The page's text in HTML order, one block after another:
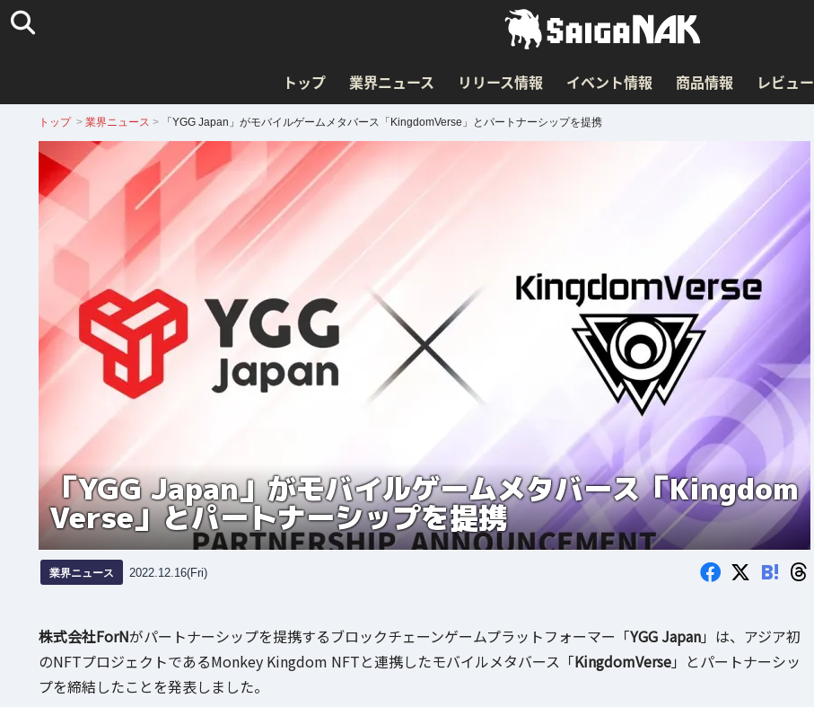
トップ 業界ニュース リリース情報 イベント情報 商品情報 レビュー
トップ > 業界ニュース > 「YGG Japan」がモバイルゲームメタバース「KingdomVerse」とパートナーシップを提携
「YGG Japan」がモバイルゲームメタバース「Kingdom
Verse」とパートナーシップを提携
業界ニュース 2022.12.16(Fri) B!
株式会社ForNがパートナーシップを提携するブロックチェーンゲームプラットフォーマー「YGG Japan」は、アジア初
のNFTプロジェクトであるMonkey Kingdom NFTと連携したモバイルメタバース「KingdomVerse」とパートナーシッ
プを締結したことを発表しました。